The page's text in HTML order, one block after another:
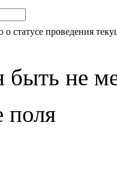
статусе проведения
быть не
поля